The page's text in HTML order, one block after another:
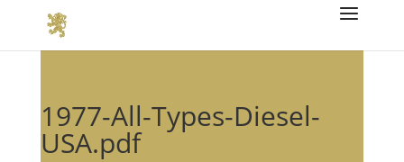
1977-All-Types-Diesel-
USA.pdf